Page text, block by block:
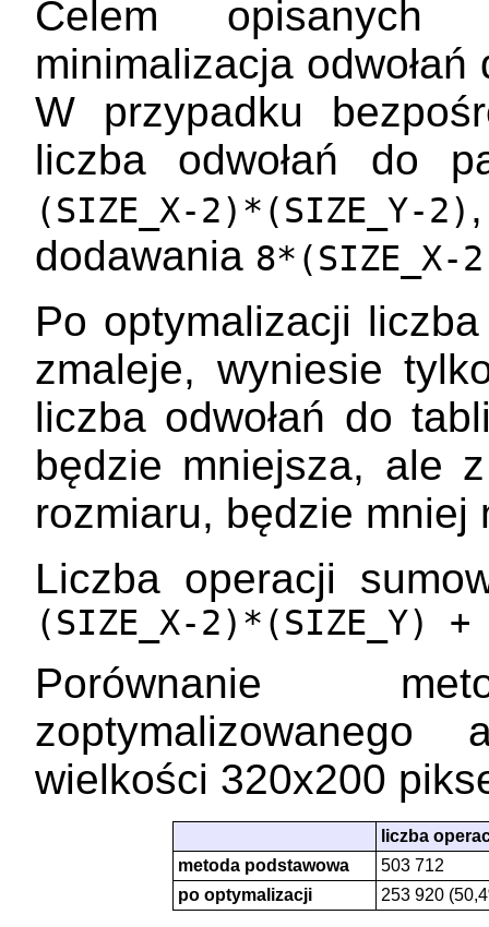
Celem opisanych
minimalizacja
W przypadku
liczba odwołań do
(SIZE_X-2)*(SIZE_Y-2)
dodawania 8*(SIZE_X-
Po optymalizacji
zmaleje, wyniesie
liczba odwołań do
będzie mniejsza, ale
rozmiaru, będzie mniej
Liczba operacji
(SIZE_X-2)*(SIZE_Y)
Porównanie
wielkości 320x200
liczba
metoda podstawowa
503 712
po optymalizacji
253 920